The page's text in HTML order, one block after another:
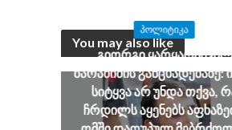
You may also like
ᲞᲝᲚᲘᲢᲘᲙᲐ
გიორგი
ბარამიძის განცხადებაზე:
სიტყვა არ უნდა თქვა,
ჩრდილს აყენებს